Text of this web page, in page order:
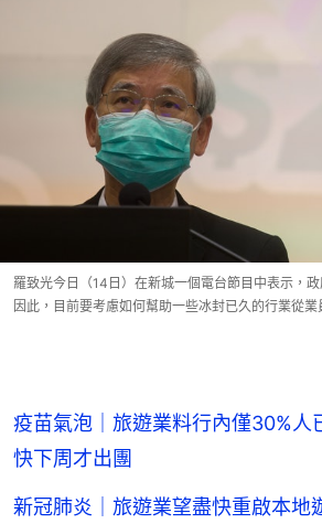
羅致光今日（14日）在新城一個電台節目中表示，
因此，目前要考慮如何幫助一些冰封已久的行業從
疫苗氣泡｜旅遊業料行內僅30%
快下周才出團
新冠肺炎｜旅遊業望盡快重啟本地